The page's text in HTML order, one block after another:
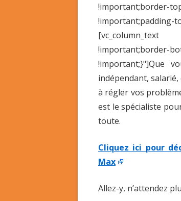
[vc_column_text
!important;}"]Que
indépendant,
à régler vos
est le spécialiste
toute.
Cliquez ici pour
Max
Allez-y, n’attendez